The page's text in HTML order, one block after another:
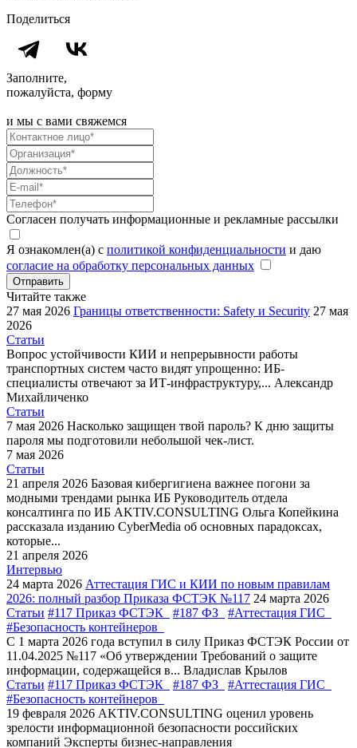
Поделиться
Заполните,
пожалуйста, форму
и мы с вами свяжемся
Согласен получать информационные и рекламные рассылки
Я ознакомлен(а) с политикой конфиденциальности и даю
согласие на обработку персональных данных
Отправить
Читайте также
27 мая 2026 Границы ответственности: Safety и Security 27 мая
2026
Статьи
Вопрос устойчивости КИИ и непрерывности работы
транспортных систем часто видят упрощенно: ИБ-
специалисты отвечают за ИТ-инфраструктуру,... Александр
Михайличенко
Статьи
7 мая 2026 Насколько защищен твой пароль? К дню защиты
пароля мы подготовили небольшой чек-лист.
7 мая 2026
Статьи
21 апреля 2026 Базовая кибергигиена важнее погони за
модными трендами рынка ИБ Руководитель отдела
консалтинга по ИБ AKTIV.CONSULTING Ольга Копейкина
рассказала изданию CyberMedia об основных парадоксах,
которые...
21 апреля 2026
Интервью
24 марта 2026 Аттестация ГИС и КИИ по новым правилам
2026: полный разбор Приказа ФСТЭК №117 24 марта 2026
Статьи #117 Приказ ФСТЭК #187 ФЗ
#Аттестация ГИС
#Безопасность контейнеров
С 1 марта 2026 года вступил в силу Приказ ФСТЭК России от
11.04.2025 №117 «Об утверждении Требований о защите
информации, содержащейся в... Владислав Крылов
Статьи #117 Приказ ФСТЭК #187 ФЗ
#Аттестация ГИС
#Безопасность контейнеров
19 февраля 2026 AKTIV.CONSULTING оценил уровень
зрелости информационной безопасности российских
компаний Эксперты бизнес-направления